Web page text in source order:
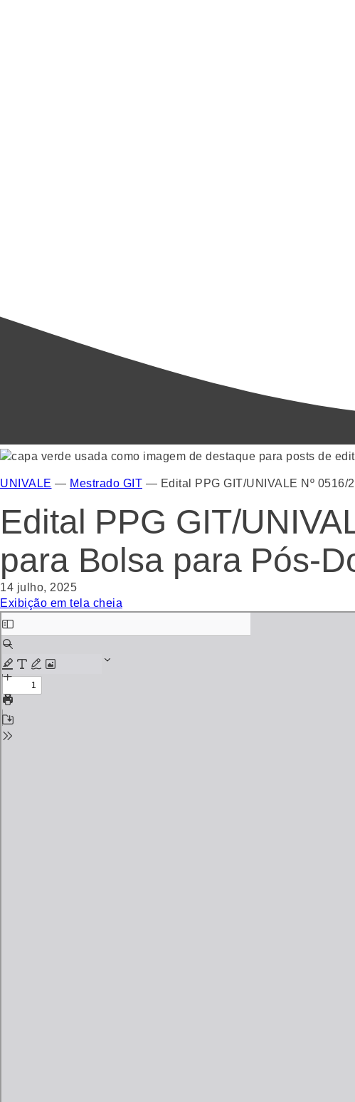
UNIVALE — Mestrado GIT — Edital PPG GIT/UNIVALE Nº
Edital PPG GIT/
para Bolsa para Pós-
14 julho, 2025
Exibição em tela cheia
Skip
to
PDF
content